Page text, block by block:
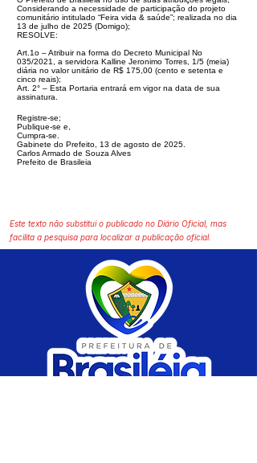
Considerando a necessidade de participação do projeto
comunitário intitulado “Feira vida & saúde”; realizada no dia
13 de julho de 2025 (Domigo);
RESOLVE:
Art.1o – Atribuir na forma do Decreto Municipal No
035/2021, a servidora Kalline Jeronimo Torres, 1/5 (meia)
diária no valor unitário de R$ 175,00 (cento e setenta e
cinco reais);
Art. 2° – Esta Portaria entrará em vigor na data de sua
assinatura.
Registre-se;
Publique-se e,
Cumpra-se.
Gabinete do Prefeito, 13 de agosto de 2025.
Carlos Armado de Souza Alves
Prefeito de Brasileia
Este texto não substitui o publicado no Diário Oficial, mas
facilita a pesquisa para localizar a publicação oficial.